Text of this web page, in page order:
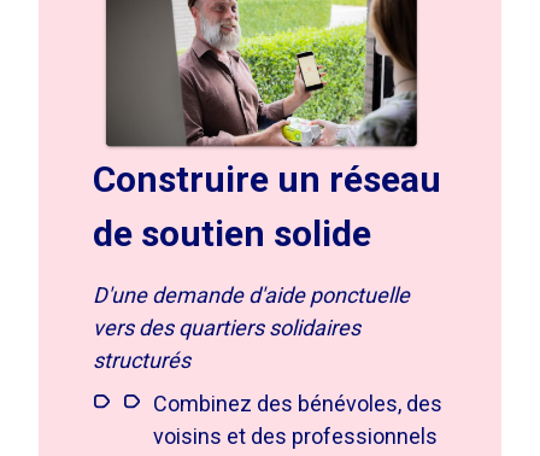
Construire un réseau
de soutien solide
D'une demande d'aide ponctuelle
vers des quartiers solidaires
structurés
Combinez des bénévoles, des
voisins et des professionnels